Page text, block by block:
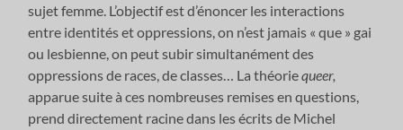
sujet femme. L’objectif est d’énoncer les interactions
entre identités et oppressions, on n’est jamais « que » gai
ou lesbienne, on peut subir simultanément des
oppressions de races, de classes… La théoriequeer,
apparue suite à ces nombreuses remises en questions,
prend directement racine dans les écrits de Michel